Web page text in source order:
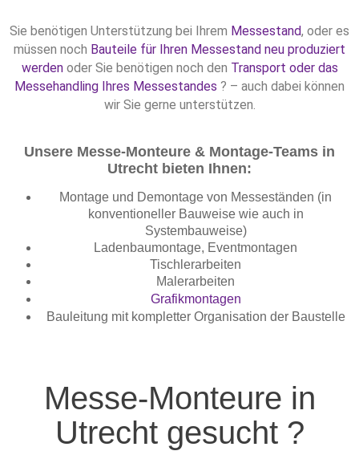
Sie benötigen Unterstützung bei Ihrem Messestand, oder es
müssen noch Bauteile für Ihren Messestand neu produziert
werdenoder Sie benötigen noch den Transport oder das
Messehandling Ihres Messestandes ? – auch dabei können
wir Sie gerne unterstützen.
Unsere Messe-Monteure & Montage-Teams in
Utrecht bieten Ihnen:
Montage und Demontage von Messeständen (in
konventioneller Bauweise wie auch in
Systembauweise)
Ladenbaumontage, Eventmontagen
Tischlerarbeiten
Malerarbeiten
Grafikmontagen
Bauleitung mit kompletter Organisation der Baustelle
Messe-Monteure in
Utrecht gesucht ?